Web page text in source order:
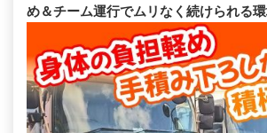
め＆チーム運行でムリなく続けられる環